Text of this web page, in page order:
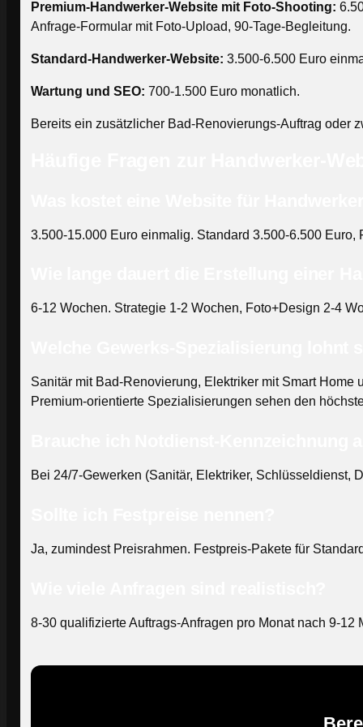
Premium-Handwerker-Website mit Foto-Shooting:
Anfrage-Formular mit Foto-Upload, 90-Tage-Begleitung.
Standard-Handwerker-Website: 3.500-6.500 Euro
Wartung und SEO: 700-1.500 Euro monatlich.
Bereits ein zusätzlicher Bad-Renovierungs-Auftrag oder
3.500-15.000 Euro einmalig. Standard 3.500-6.500
6-12 Wochen. Strategie 1-2 Wochen, Foto+Design 2-4
Sanitär mit Bad-Renovierung, Elektriker mit Smart
Premium-orientierte Spezialisierungen sehen den
Bei 24/7-Gewerken (Sanitär, Elektriker, Schlüsseldienst,
Ja, zumindest Preisrahmen. Festpreis-Pakete für
8-30 qualifizierte Auftrags-Anfragen pro Monat nach 9-